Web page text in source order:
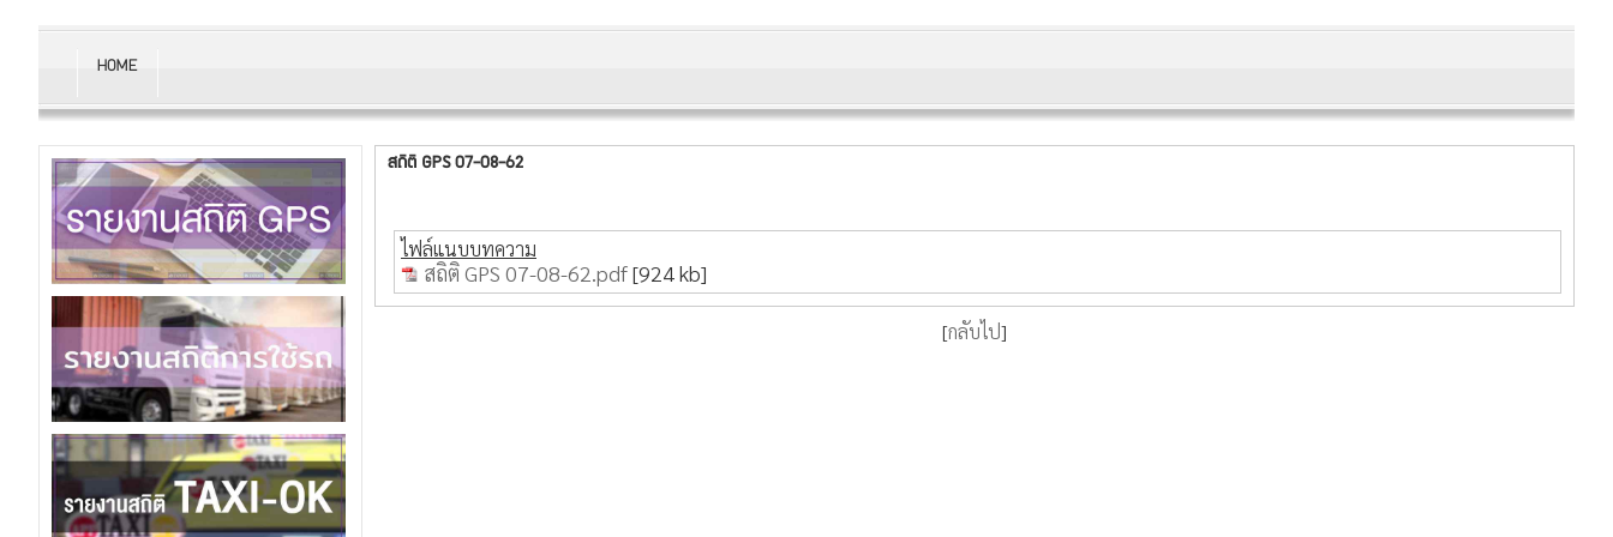
HOME
สถิติ GPS 07-08-62
ไฟล์แนบบทความ
สถิติ GPS 07-08-62.pdf[924 kb]
[กลับไป]